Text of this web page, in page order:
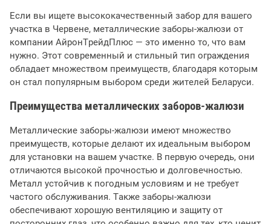
Если вы ищете высококачественный забор для вашего
участка в Червене, металлические заборы-жалюзи от
компании АйронТрейдПлюс — это именно то, что вам
нужно. Этот современный и стильный тип ограждения
обладает множеством преимуществ, благодаря которым
он стал популярным выбором среди жителей Беларуси.
Преимущества металлических заборов-жалюзи
Металлические заборы-жалюзи имеют множество
преимуществ, которые делают их идеальным выбором
для установки на вашем участке. В первую очередь, они
отличаются высокой прочностью и долговечностью.
Металл устойчив к погодным условиям и не требует
частого обслуживания. Также заборы-жалюзи
обеспечивают хорошую вентиляцию и защиту от